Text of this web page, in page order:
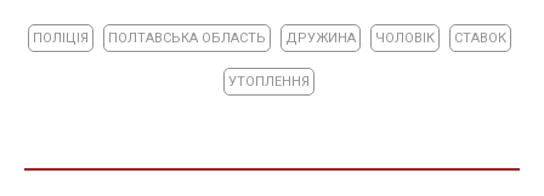
ПОЛІЦІЯ ПОЛТАВСЬКА ОБЛАСТЬ ДРУЖИНА ЧОЛОВІК СТАВОК
УТОПЛЕННЯ